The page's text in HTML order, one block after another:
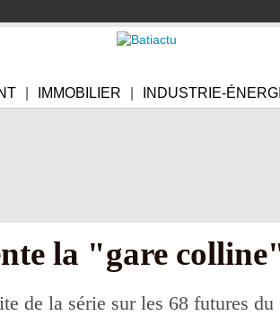
IMMOBILIER INDUSTRIE-
la "gare
de la série sur les 68 futures